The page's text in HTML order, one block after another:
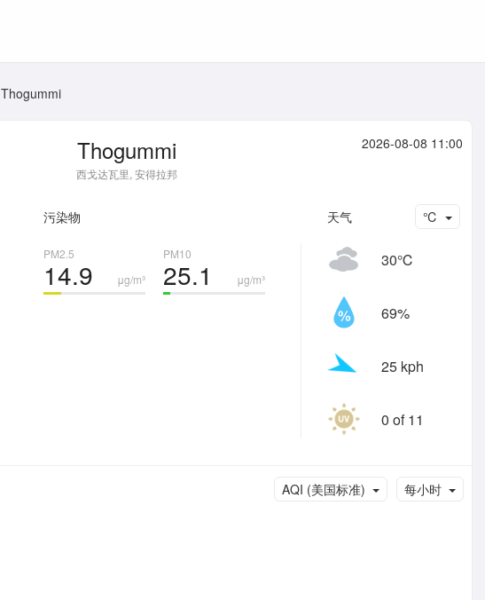
Thogummi
Thogummi
西戈达瓦里, 安得拉邦
2026-08-08 11:00
污染物
PM2.5
μg/m³
14.9
PM10
μg/m³
25.1
天气 ℃
30℃
69%
25 kph
0 of 11
每小时
AQI (美国标准)